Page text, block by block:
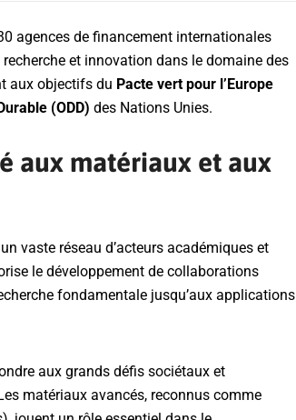
agences de financement internationales
et innovation dans le domaine des
aux objectifs du Pacte vert pour l’Europe
(ODD) des Nations Unies.
aux matériaux et aux
vaste réseau d’acteurs académiques et
le développement de collaborations
fondamentale jusqu’aux applications
aux grands défis sociétaux et
matériaux avancés, reconnus comme